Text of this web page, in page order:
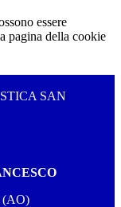
essere
pagina della cookie
SAN
(AO)